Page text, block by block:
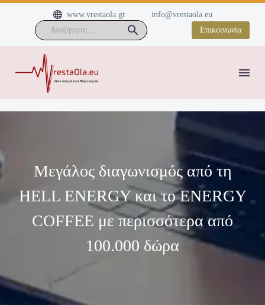

 www.vrestaola.gr
info@vrestaola.eu
Επικοινωνία
Μεγάλος διαγωνισμός από τη
HELL ENERGY και το ENERGY
COFFEE με περισσότερα από
100.000 δώρα